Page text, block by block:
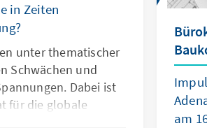
in Zeiten
unter thematischer
Schwächen und
Dabei ist
für die globale
am